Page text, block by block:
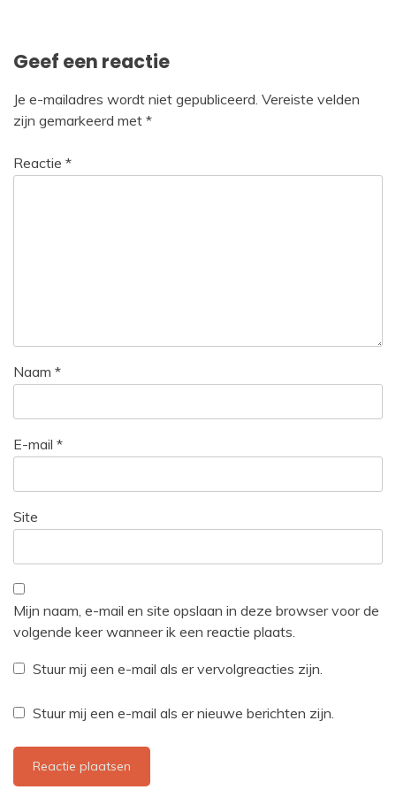
Geef een reactie
Je e-mailadres wordt niet gepubliceerd. Vereiste velden
zijn gemarkeerd met *
Reactie *
Naam *
E-mail *
Site
Mijn naam, e-mail en site opslaan in deze browser voor de
volgende keer wanneer ik een reactie plaats.
Stuur mij een e-mail als er vervolgreacties zijn.
Stuur mij een e-mail als er nieuwe berichten zijn.